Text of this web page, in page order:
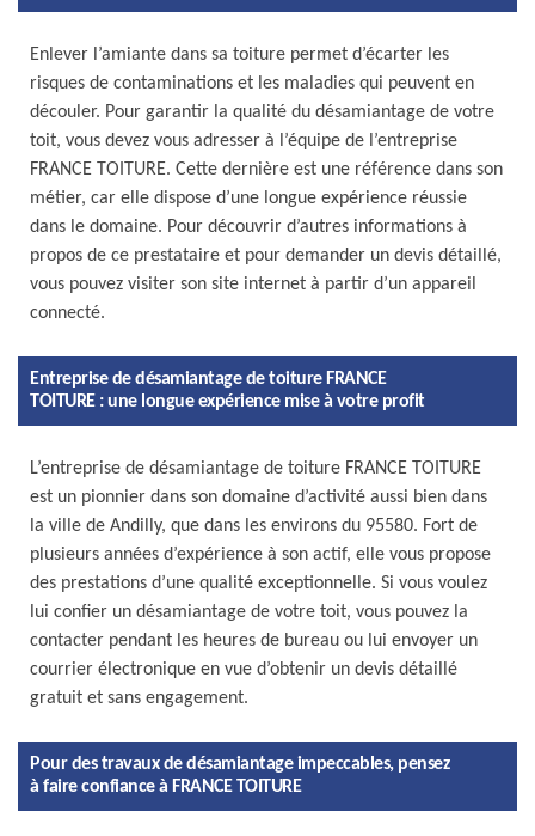
Enlever l’amiante dans sa toiture permet d’écarter les
risques de contaminations et les maladies qui peuvent en
découler. Pour garantir la qualité du désamiantage de votre
toit, vous devez vous adresser à l’équipe de l’entreprise
FRANCE TOITURE. Cette dernière est une référence dans son
métier, car elle dispose d’une longue expérience réussie
dans le domaine. Pour découvrir d’autres informations à
propos de ce prestataire et pour demander un devis détaillé,
vous pouvez visiter son site internet à partir d’un appareil
connecté.
Entreprise de désamiantage de toiture FRANCE
TOITURE : une longue expérience mise à votre profit
L’entreprise de désamiantage de toiture FRANCE TOITURE
est un pionnier dans son domaine d’activité aussi bien dans
la ville de Andilly, que dans les environs du 95580. Fort de
plusieurs années d’expérience à son actif, elle vous propose
des prestations d’une qualité exceptionnelle. Si vous voulez
lui confier un désamiantage de votre toit, vous pouvez la
contacter pendant les heures de bureau ou lui envoyer un
courrier électronique en vue d’obtenir un devis détaillé
gratuit et sans engagement.
Pour des travaux de désamiantage impeccables, pensez
à faire confiance à FRANCE TOITURE